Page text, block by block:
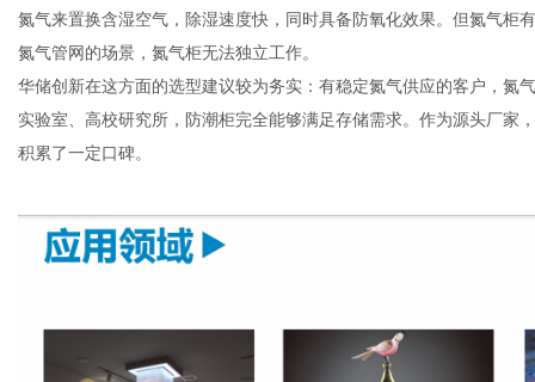
氮气来置换含湿空气，除湿速度快，同时具备防氧化效果。但氮气
氮气管网的场景，氮气柜无法独立工作。
华储创新在这方面的选型建议较为务实：有稳定氮气供应的客户，氮
实验室、高校研究所，防潮柜完全能够满足存储需求。作为源头厂家
积累了一定口碑。